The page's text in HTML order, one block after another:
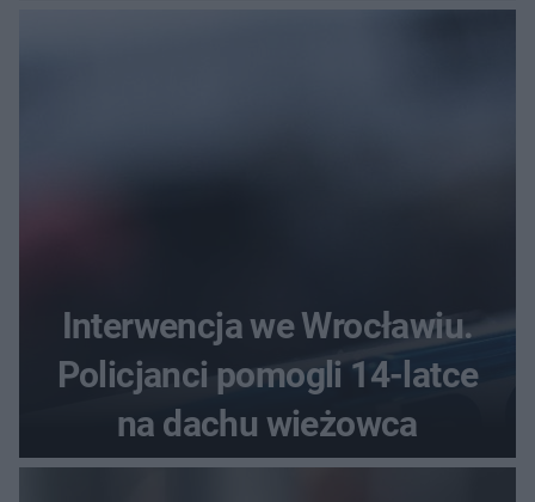
mandatem
Interwencja we Wrocławiu.
Policjanci pomogli 14-latce
na dachu wieżowca